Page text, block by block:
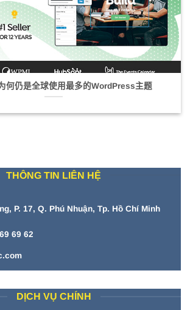
仍是全球使用最多的WordPress主题
THÔNG TIN LIÊN HỆ
P. 17, Q. Phú Nhuận, Tp. Hồ Chí Minh
69 62
DỊCH VỤ CHÍNH